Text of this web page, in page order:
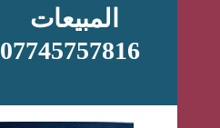
المبيعات
07745757816